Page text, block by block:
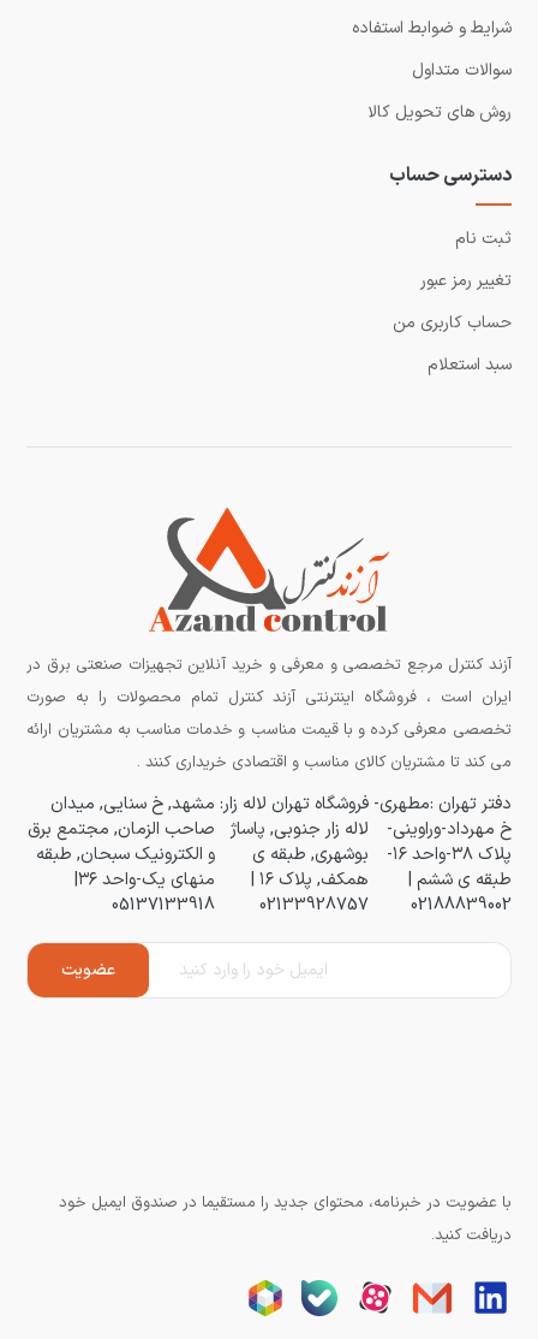
شرایط و ضوابط استفاده
سوالات متداول
روش های تحویل کالا
دسترسی حساب
ثبت نام
تغییر رمز عبور
حساب کاربری من
سبد استعلام
آزند کنترل مرجع تخصصی و معرفی و خرید آنلاین تجهیزات صنعتی برق در
ایران است ، فروشگاه اینترنتی آزند کنترل تمام محصولات را به صورت
تخصصی معرفی کرده و با قیمت مناسب و خدمات مناسب به مشتریان ارائه
می کند تا مشتریان کالای مناسب و اقتصادی خریداری کنند .
دفتر تهران :مطهری-
خ مهرداد-وراوینی-
پلاک ۳۸-واحد ۱۶-
طبقه ی ششم |
02188839002
فروشگاه تهران لاله زار:
لاله زار جنوبی, پاساژ
بوشهری, طبقه ی
همکف, پلاک ۱۶ |
02133928757
مشهد, خ سنایی, میدان
صاحب الزمان, مجتمع برق
و الکترونیک سبحان, طبقه
منهای یک-واحد ۳۶|
05137133918
با عضویت در خبرنامه، محتوای جدید را مستقیما در صندوق ایمیل خود
دریافت کنید.